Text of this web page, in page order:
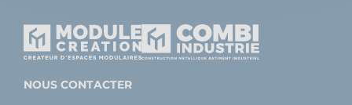
NOUS CONTACTER